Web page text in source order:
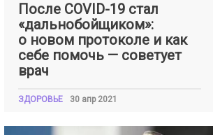
После COVID-19 стал
«дальнобойщиком»:
о новом протоколе и как
себе помочь — советует
врач
ЗДОРОВЬЕ 30 апр 2021